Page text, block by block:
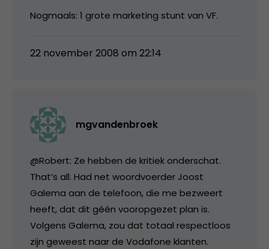
Nogmaals: 1 grote marketing stunt van VF.
22 november 2008 om 22:14
mgvandenbroek
@Robert: Ze hebben de kritiek onderschat.
That’s all. Had net woordvoerder Joost
Galema aan de telefoon, die me bezweert
heeft, dat dit géén vooropgezet plan is.
Volgens Galema, zou dat totaal respectloos
zijn geweest naar de Vodafone klanten.